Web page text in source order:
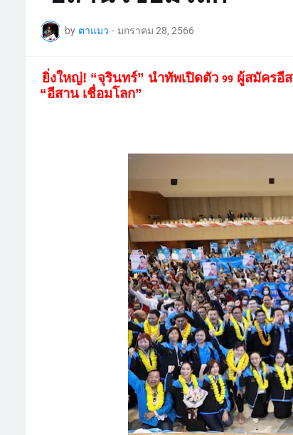
by ตาแมว - มกราคม 28, 2566
ยิ่งใหญ่! “จุรินทร์” นำทัพเปิดตัว 99ผู้สมัครอีส
“อีสาน เชื่อมโลก”